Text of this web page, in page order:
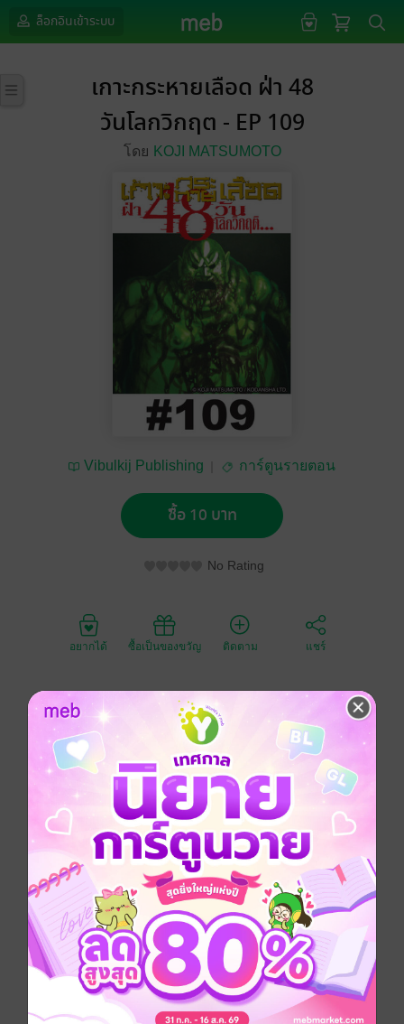
ล็อกอินเข้าระบบ
เกาะกระหายเลือด ฝ่า 48
วันโลกวิกฤต - EP 109
โดย KOJI MATSUMOTO
Vibulkij Publishing การ์ตูนรายตอน
ซื้อ 10 บาท
No Rating
อยากได้ ซื้อเป็นของขวัญ ติดตาม แชร์
หลังจากอากิระพ่ายแพ้ให้กับมิยาบิในศึกตัดสิน อากิระถูก
ตัดแขนขวาจนตกลงไปที่ก้นนรก ดังนั้นไวรัสจึงถูกแพร่
กระจายไปทั่วแผ่นดินใหญ่ เมืองทั้งเมืองมีแต่ผีดูดเลือด แต่
แล้วอากิระก็กลับมาจากความตายอีกครั้ง เพื่อจุดหมาย
เดียวคือ ตามฆ่ามิยาบิ!!
การ์ตูนญี่ปุ่น แอกชัน ผจญภัย ทริลเลอร์
สยองขวัญ
ซีรีส์ เกาะกระหายเลือด ฝ่า 48 วันโลกวิกฤต (รายตอน)
ประเภทไฟล์ pdf
วันที่วางขาย 02 มกราคม 2562